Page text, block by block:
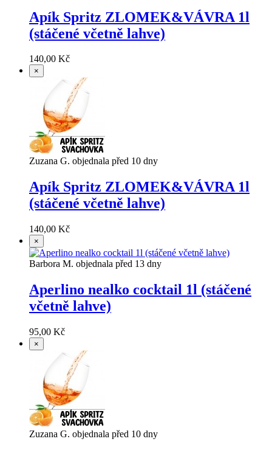
Apík Spritz ZLOMEK&VÁVRA 1l
(stáčené včetně lahve)
140,00 Kč
×
Zuzana G. objednala před 10 dny
Apík Spritz ZLOMEK&VÁVRA 1l
(stáčené včetně lahve)
140,00 Kč
×
Barbora M. objednala před 13 dny
Aperlino nealko cocktail 1l (stáčené
včetně lahve)
95,00 Kč
×
Zuzana G. objednala před 10 dny